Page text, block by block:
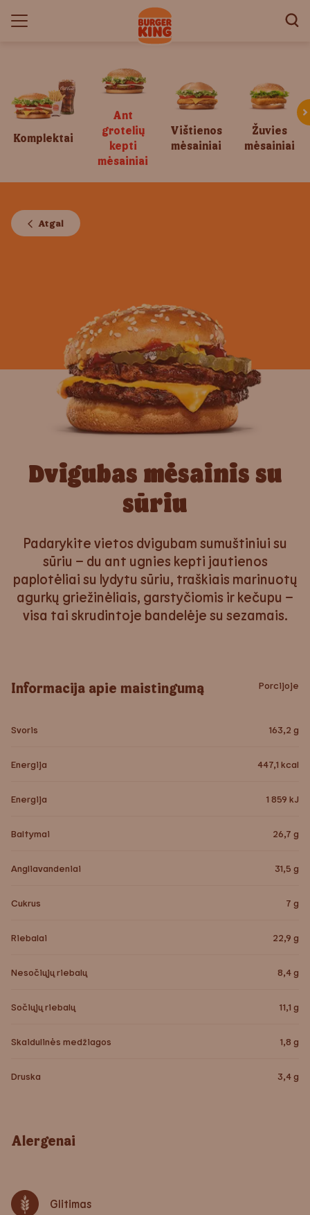
Komplektai
Ant
grotelių
kepti
mėsainiai
Vištienos
mėsainiai
Žuvies
mėsainiai
Atgal
Dvigubas mėsainis su
sūriu
Padarykite vietos dvigubam sumuštiniui su
sūriu – du ant ugnies kepti jautienos
paplotėliai su lydytu sūriu, traškiais marinuotų
agurkų griežinėliais, garstyčiomis ir kečupu –
visa tai skrudintoje bandelėje su sezamais.
Informacija apie maistingumą Porcijoje
Svoris 163,2 g
Energija 447,1 kcal
Energija 1 859 kJ
Baltymai 26,7 g
Angliavandeniai 31,5 g
Cukrus 7 g
Riebalai 22,9 g
Nesočiųjų riebalų 8,4g
Sočiųjų riebalų 11,1 g
Skaidulinės medžiagos 1,8 g
Druska 3,4g
Alergenai
Glitimas